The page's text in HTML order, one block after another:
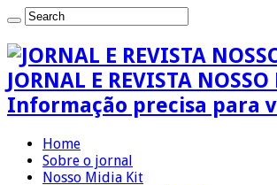
JORNAL E REVISTA
Informação precisa para
Home
Sobre o jornal
Nosso Midia Kit